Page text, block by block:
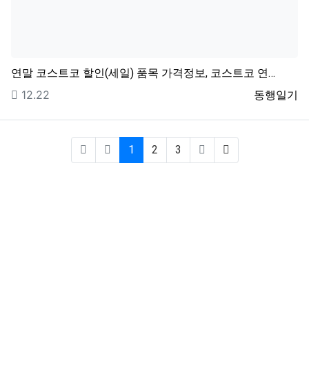
연말 코스트코 할인(세일) 품목 가격정보, 코스트코 연…
등록자
동행일기
등록일
12.22
1 (current)
2 3